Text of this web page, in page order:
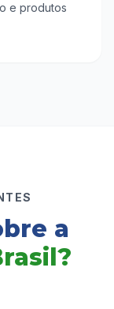
e produtos
a